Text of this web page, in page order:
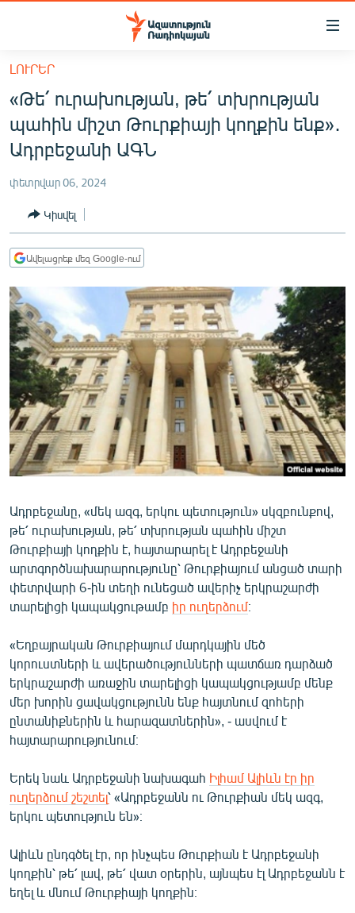
Մատչելիության
հիմնական
բովանդակությանը
հիմնական
մենյուին
ՀԱՅԱՍՏԱՆ
ՔԱՂԱՔԱԿԱՆ
ՀԱՍԱՐԱԿՈՒԹՅՈՒՆ
ՏՆՏԵՍՈՒԹՅՈՒՆ
ՂԱՐԱԲԱՂ
ՊԱՏԵՐԱԶՄԻ 6 ՇԱԲԱԹՆԵՐԸ
ՏԱՐԱԾԱՇՐՋԱՆ
ՄԻՋԱԶԳԱՅԻՆ
ՄՇԱԿՈՒՅԹ
ՍՊՈՐՏ
ՄԵԿՆԱԲԱՆՈՒԹՅՈՒՆ
ԿՈՐՈՆԱՎԻՐՈՒՍ
ԱՐԽԻՎ
ՏԵՍԱՆՅՈՒԹԵՐ
ԲԱՆԱՎԵՃ
ՓՈԴՔԱՍԹ
Հայերեն
English
ՀԵՏԵՎԵՔ ՄԵԶ
«Ազատության» բոլոր կայքերը
ԼՈՒՐԵՐ
«Թե՛ ուրախության, թե՛ տխրության
պահին միշտ Թուրքիայի կողքին ենք»․
Ադրբեջանի ԱԳՆ
փետրվար 06, 2024
Կիսվել
Ավելացրեք մեզ Google-ում
Ադրբեջանը, «մեկ ազգ, երկու պետություն» սկզբունքով,
թե՛ ուրախության, թե՛ տխրության պահին միշտ
Թուրքիայի կողքին է, հայտարարել է Ադրբեջանի
արտգործնախարարությունը՝ Թուրքիայում անցած տարի
փետրվարի 6-ին տեղի ունեցած ավերիչ երկրաշարժի
տարելիցի կապակցութամբ իր ուղերձում։
«Եղբայրական Թուրքիայում մարդկային մեծ
կորուստների և ավերածությունների պատճառ դարձած
երկրաշարժի առաջին տարելիցի կապակցությամբ մենք
մեր խորին ցավակցությունն ենք հայտնում զոհերի
ընտանիքներին և հարազատներին», - ասվում է
հայտարարությունում։
Երեկ նաև Ադրբեջանի նախագահ Իլհամ Ալիևն էր իր
ուղերձում շեշտել՝ «Ադրբեջանն ու Թուրքիան մեկ ազգ,
երկու պետություն են»։
Ալիևն ընդգծել էր, որ ինչպես Թուրքիան է Ադրբեջանի
կողքին՝ թե՛ լավ, թե՛ վատ օրերին, այնպես էլ Ադրբեջանն է
եղել և մնում Թուրքիայի կողքին։